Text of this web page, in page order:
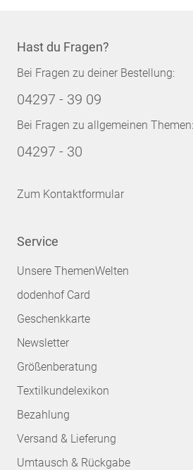
Hast du Fragen?
Bei Fragen zu deiner Bestellung:
04297 - 39 09
Bei Fragen zu allgemeinen Themen:
04297 - 30
Zum Kontaktformular
Service
Unsere ThemenWelten
dodenhof Card
Geschenkkarte
Newsletter
Größenberatung
Textilkundelexikon
Bezahlung
Versand & Lieferung
Umtausch & Rückgabe